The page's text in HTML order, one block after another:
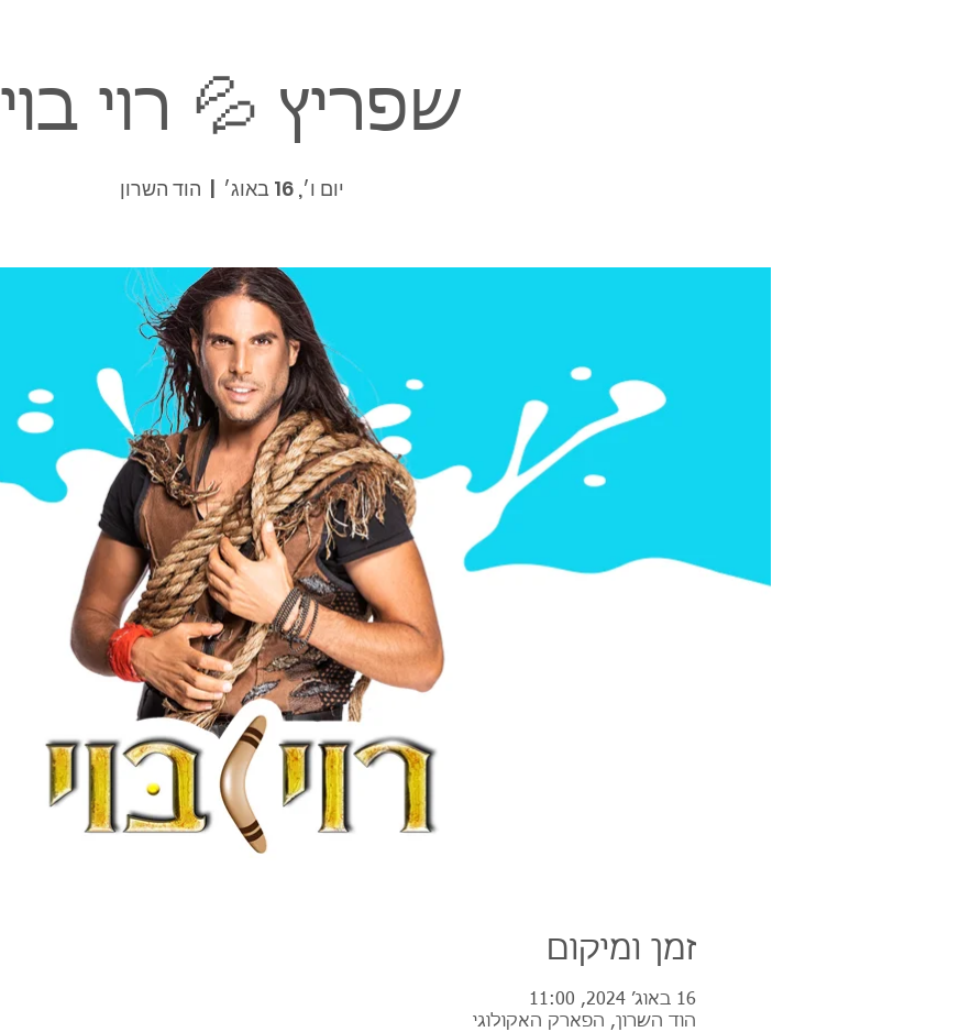
שפריץ 💦 רוי בוי
יום ו׳, 16 באוג׳
  |
הוד השרון
זמן ומיקום
16 באוג׳ 2024, 11:00
הוד השרון, הפארק האקולוגי